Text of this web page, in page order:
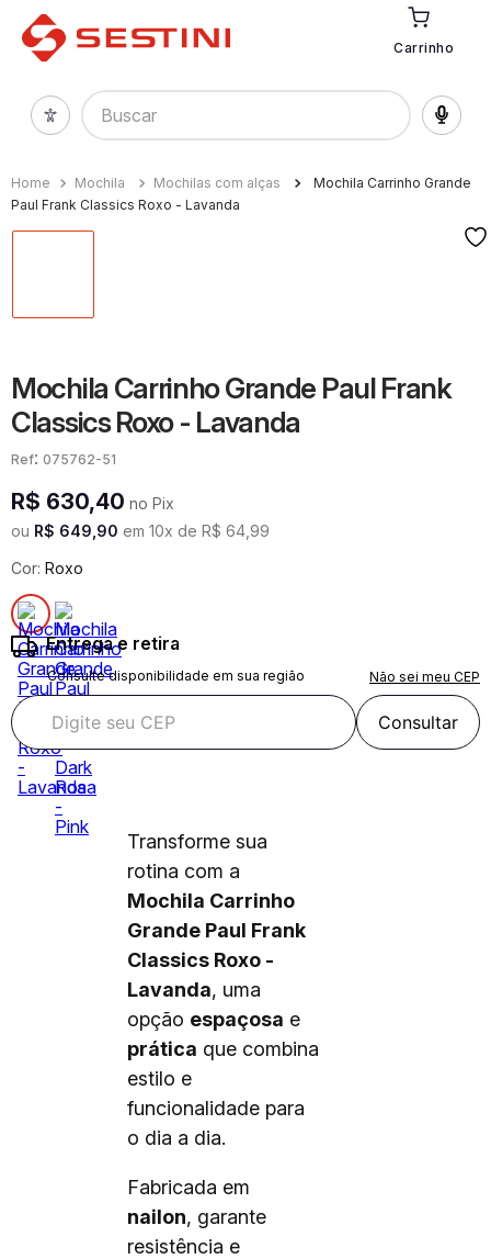
Carrinho
Buscar
Mochila Mochilas com alças
Mochila Carrinho Grande
Paul Frank Classics Roxo - Lavanda
Mochila Carrinho Grande Paul Frank
Classics Roxo - Lavanda
: 075762-51
R$ 630,40 no Pix
ou R$ 649 90 em 10x de R$ 64 99
Cor: Roxo
Entrega e retira
Consulte disponibilidade em sua região Não sei meu CEP
Consultar
Transforme sua
rotina com a
Mochila Carrinho
Grande Paul Frank
Classics Roxo -
Lavanda, uma
opção espaçosa e
prática que combina
estilo e
funcionalidade para
o dia a dia.
Fabricada em
nailon, garante
resistência e